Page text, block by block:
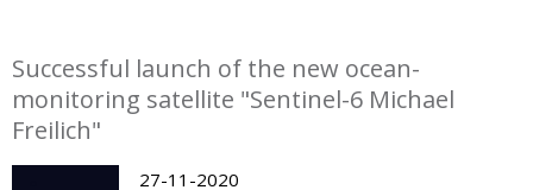
Successful launch of the new ocean-
monitoring satellite "Sentinel-6 Michael
Freilich"
27-11-2020